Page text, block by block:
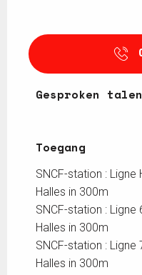
Gesproken talen
Gesproken talen
Toegang
Toegang
SNCF-station :
Halles in 300m
SNCF-station :
Halles in 300m
SNCF-station :
Halles in 300m